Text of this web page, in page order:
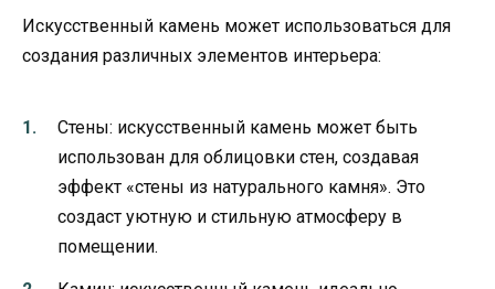
Искусственный камень может использоваться для
создания различных элементов интерьера:
Стены: искусственный камень может быть
использован для облицовки стен, создавая
эффект «стены из натурального камня». Это
создаст уютную и стильную атмосферу в
помещении.